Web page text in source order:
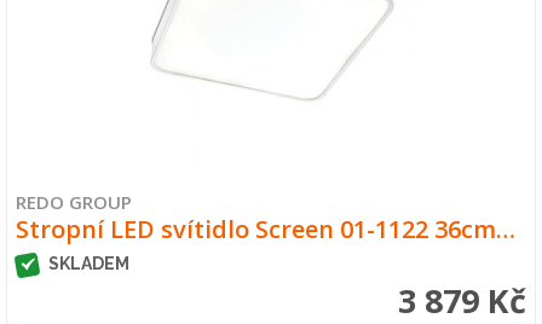
REDO GROUP
Stropní LED svítidlo Screen 01-1122 36cm…
SKLADEM
3 879 Kč